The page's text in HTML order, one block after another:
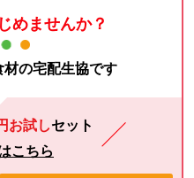
めませんか？
の宅配生協です
お試しセット
こちら